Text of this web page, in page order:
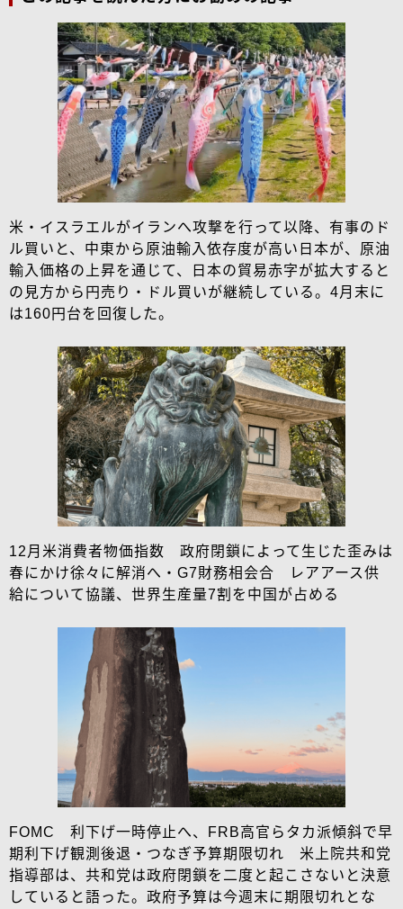
米・イスラエルがイランへ攻撃を行って以降、有事のド
ル買いと、中東から原油輸入依存度が高い日本が、原油
輸入価格の上昇を通じて、日本の貿易赤字が拡大すると
の見方から円売り・ドル買いが継続している。4月末に
は160円台を回復した。
12月米消費者物価指数 政府閉鎖によって生じた歪みは
春にかけ徐々に解消へ・G7財務相会合 レアアース供
給について協議、世界生産量7割を中国が占める
FOMC 利下げ一時停止へ、FRB高官らタカ派傾斜で早
期利下げ観測後退・つなぎ予算期限切れ 米上院共和党
指導部は、共和党は政府閉鎖を二度と起こさないと決意
していると語った。政府予算は今週末に期限切れとな